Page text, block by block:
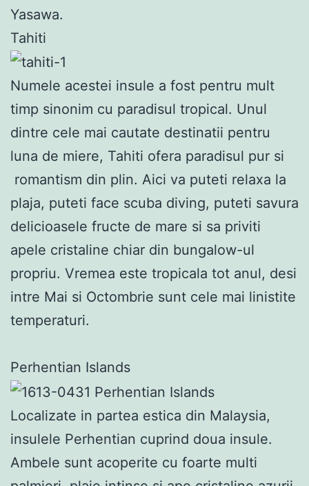
Yasawa.
Tahiti
Numele acestei insule a fost pentru mult
timp sinonim cu paradisul tropical. Unul
dintre cele mai cautate destinatii pentru
luna de miere, Tahiti ofera paradisul pur si
romantism din plin. Aici va puteti relaxa la
plaja, puteti face scuba diving, puteti savura
delicioasele fructe de mare si sa priviti
apele cristaline chiar din bungalow-ul
propriu. Vremea este tropicala tot anul, desi
intre Mai si Octombrie sunt cele mai linistite
temperaturi.
Perhentian Islands
Localizate in partea estica din Malaysia,
insulele Perhentian cuprind doua insule.
Ambele sunt acoperite cu foarte multi